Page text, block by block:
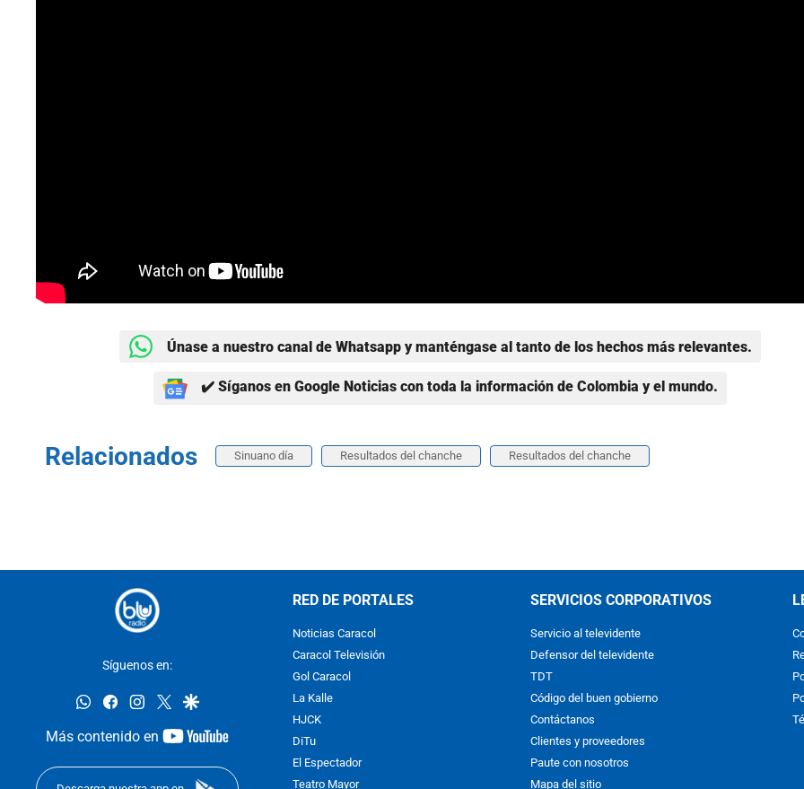
Únase a nuestro canal de Whatsapp y manténgase al tanto de los hechos más relevantes.
✔️ Síganos en Google Noticias con toda la información de Colombia y el mundo.
Relacionados Sinuano día Resultados del chanche Resultados del chanche
Síguenos en:
whatsappfacebookinstagram
twittergoogle
Más contenido en
youtube-
RED DE PORTALES
Noticias Caracol
Caracol Televisión
Gol Caracol
La Kalle
HJCK
DiTu
El Espectador
Teatro Mayor
SERVICIOS CORPORATIVOS
Servicio al televidente
Defensor del televidente
TDT
Código del buen gobierno
Contáctanos
Clientes y proveedores
Paute con nosotros
Mapa del sitio